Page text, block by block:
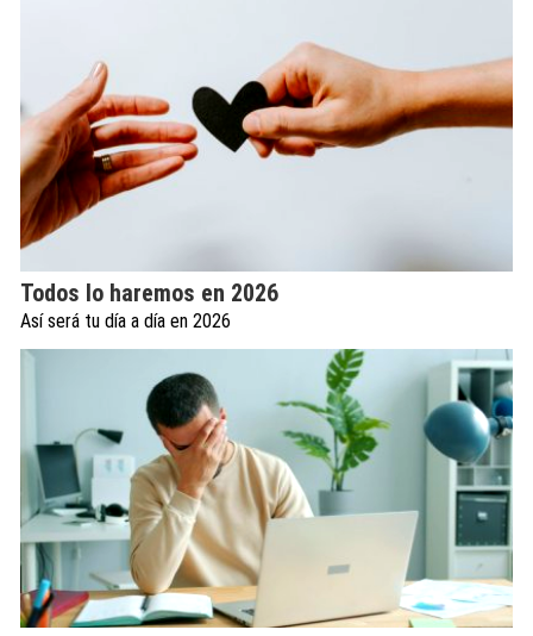
Todos lo haremos en 2026
Así será tu día a día en 2026